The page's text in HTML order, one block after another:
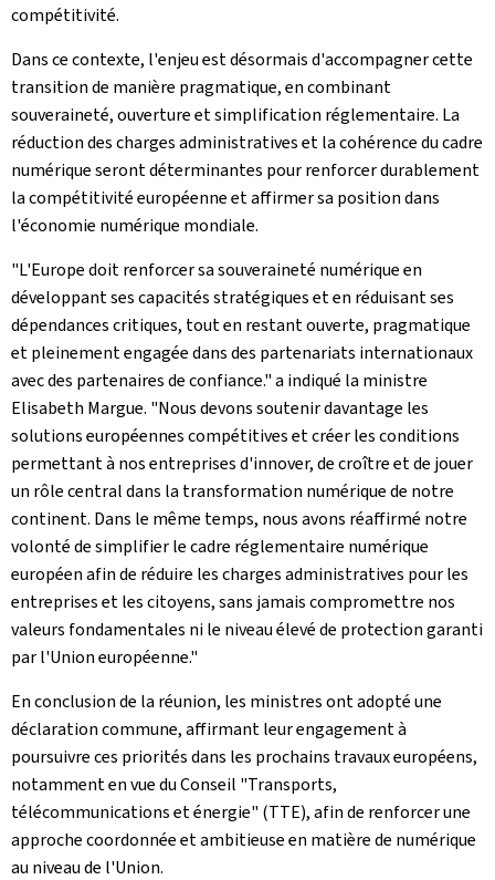
compétitivité.
Dans ce contexte, l'enjeu est désormais d'accompagner cette
transition de manière pragmatique, en combinant
souveraineté, ouverture et simplification réglementaire. La
réduction des charges administratives et la cohérence du cadre
numérique seront déterminantes pour renforcer durablement
la compétitivité européenne et affirmer sa position dans
l'économie numérique mondiale.
"L'Europe doit renforcer sa souveraineté numérique en
développant ses capacités stratégiques et en réduisant ses
dépendances critiques, tout en restant ouverte, pragmatique
et pleinement engagée dans des partenariats internationaux
avec des partenaires de confiance." a indiqué la ministre
Elisabeth Margue. "Nous devons soutenir davantage les
solutions européennes compétitives et créer les conditions
permettant à nos entreprises d'innover, de croître et de jouer
un rôle central dans la transformation numérique de notre
continent. Dans le même temps, nous avons réaffirmé notre
volonté de simplifier le cadre réglementaire numérique
européen afin de réduire les charges administratives pour les
entreprises et les citoyens, sans jamais compromettre nos
valeurs fondamentales ni le niveau élevé de protection garanti
par l'Union européenne."
En conclusion de la réunion, les ministres ont adopté une
déclaration commune, affirmant leur engagement à
poursuivre ces priorités dans les prochains travaux européens,
notamment en vue du Conseil "Transports,
télécommunications et énergie" (TTE), afin de renforcer une
approche coordonnée et ambitieuse en matière de numérique
au niveau de l'Union.